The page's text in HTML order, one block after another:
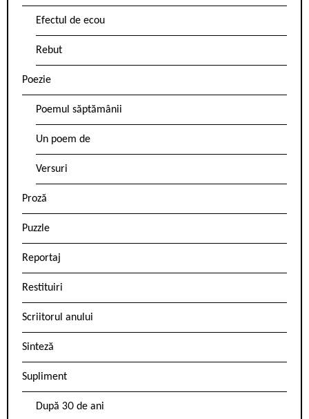
Efectul de ecou
Rebut
Poezie
Poemul săptămânii
Un poem de
Versuri
Proză
Puzzle
Reportaj
Restituiri
Scriitorul anului
Sinteză
Supliment
După 30 de ani